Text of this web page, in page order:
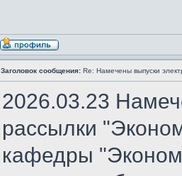
Заголовок сообщения: Re: Намечены выпуски
2026.03.23
рассылки
кафедры